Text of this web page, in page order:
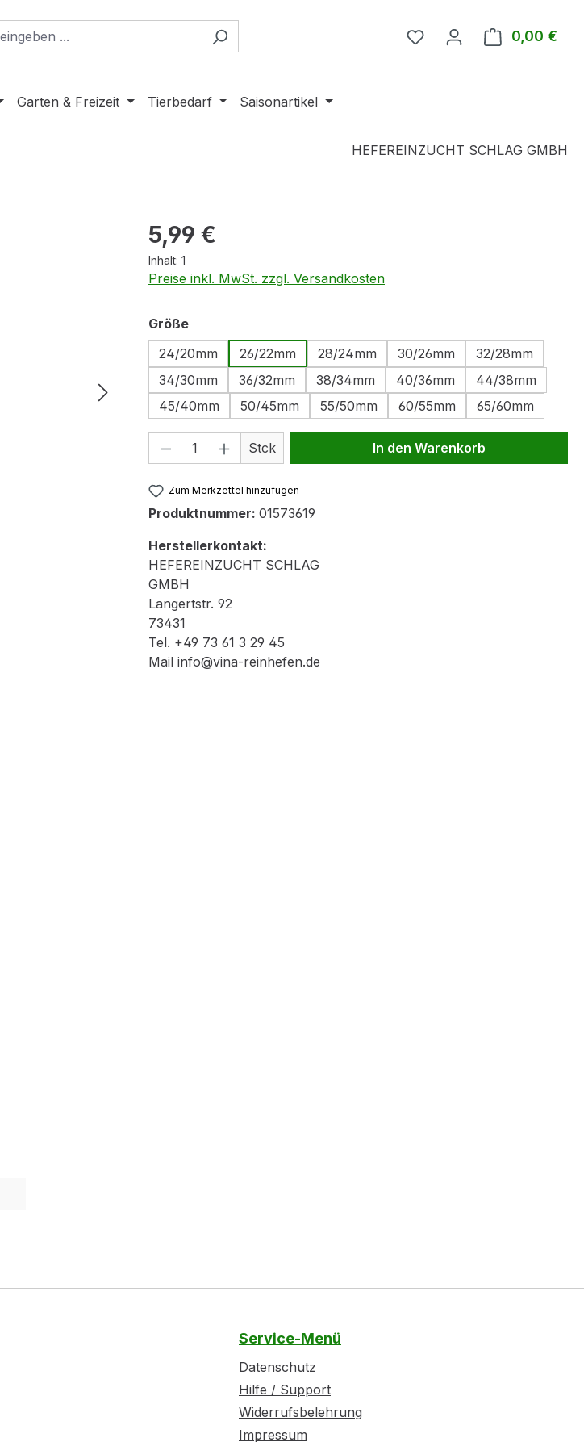
0,00 €
Garten & Freizeit Tierbedarf Saisonartikel
HEFEREINZUCHT SCHLAG GMBH
Regulärer Preis:
5,99 €
Inhalt: 1
Preise inkl. MwSt. zzgl. Versandkosten
Größeauswählen
24/20mm
26/22mm 28/24mm 30/26mm
32/28mm
34/30mm
36/32mm 38/34mm 40/36mm
44/38mm
45/40mm
50/45mm 55/50mm 60/55mm 65/60mm
Produkt Anzahl: Gib den gewünschten Wert
Stck In den Warenkorb
Zum Merkzettel hinzufügen
Produktnummer: 01573619
Herstellerkontakt:
HEFEREINZUCHT SCHLAG
GMBH
Langertstr. 92
73431
Tel. +49 73 61 3 29 45
Mail info@vina-reinhefen.de
Service-Menü
Datenschutz
Hilfe / Support
Widerrufsbelehrung
Impressum